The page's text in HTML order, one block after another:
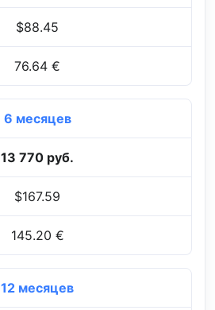
$88.45
76.64 €
6 месяцев
13 770 руб.
$167.59
145.20 €
12 месяцев